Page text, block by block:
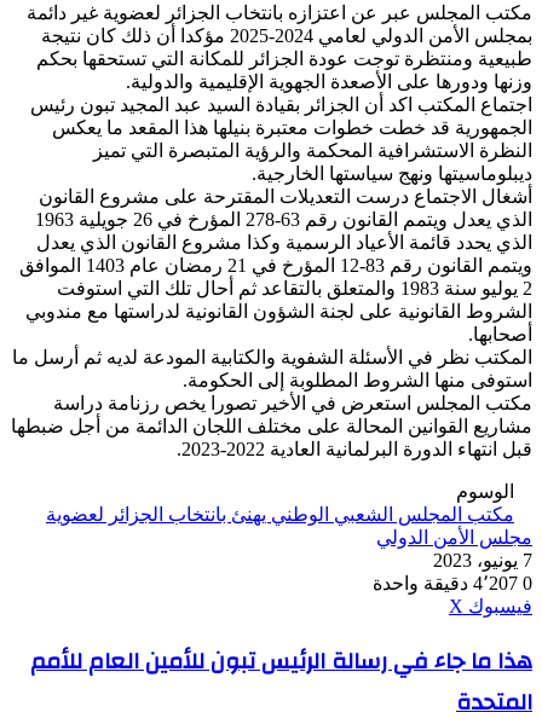
مكتب المجلس عبر عن اعتزازه بانتخاب الجزائر لعضوية غير دائمة
بمجلس الأمن الدولي لعامي 2024-2025 مؤكدا أن ذلك كان نتيجة
طبيعية ومنتظرة توجت عودة الجزائر للمكانة التي تستحقها بحكم
وزنها ودورها على الأصعدة الجهوية الإقليمية والدولية.
اجتماع المكتب اكد أن الجزائر بقيادة السيد عبد المجيد تبون رئيس
الجمهورية قد خطت خطوات معتبرة بنيلها هذا المقعد ما يعكس
النظرة الاستشرافية المحكمة والرؤية المتبصرة التي تميز
ديبلوماسيتها ونهج سياستها الخارجية.
أشغال الاجتماع درست التعديلات المقترحة على مشروع القانون
الذي يعدل ويتمم القانون رقم 63-278 المؤرخ في 26 جويلية 1963
الذي يحدد قائمة الأعياد الرسمية وكذا مشروع القانون الذي يعدل
ويتمم القانون رقم 83-12 المؤرخ في 21 رمضان عام 1403 الموافق
2 يوليو سنة 1983 والمتعلق بالتقاعد ثم أحال تلك التي استوفت
الشروط القانونية على لجنة الشؤون القانونية لدراستها مع مندوبي
أصحابها.
المكتب نظر في الأسئلة الشفوية والكتابية المودعة لديه ثم أرسل ما
استوفى منها الشروط المطلوبة إلى الحكومة.
مكتب المجلس استعرض في الأخير تصورا يخص رزنامة دراسة
مشاريع القوانين المحالة على مختلف اللجان الدائمة من أجل ضبطها
قبل انتهاء الدورة البرلمانية العادية 2022-2023.
الوسوم
مكتب المجلس الشعبي الوطني يهنئ بانتخاب الجزائر لعضوية
مجلس الأمن الدولي
7 يونيو، 2023
0
دقيقة واحدة
فيسبوك ‫X
هذا
ما
جاء
هذا ما جاء في رسالة الرئيس تبون للأمين العام للأمم
المتحدة